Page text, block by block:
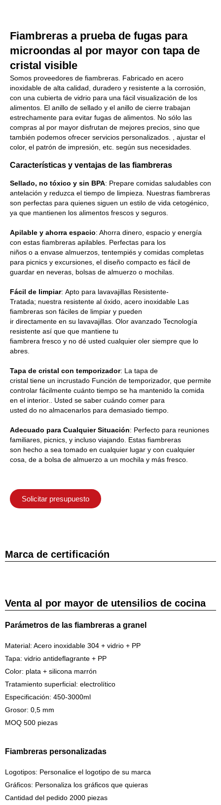
Fiambreras a prueba de fugas para
microondas al por mayor con tapa de
cristal visible
Somos proveedores de fiambreras. Fabricado en acero
inoxidable de alta calidad, duradero y resistente a la corrosión,
con una cubierta de vidrio para una fácil visualización de los
alimentos. El anillo de sellado y el anillo de cierre trabajan
estrechamente para evitar fugas de alimentos. No sólo las
compras al por mayor disfrutan de mejores precios, sino que
también podemos ofrecer servicios personalizados. , ajustar el
color, el patrón de impresión, etc. según sus necesidades.
Características y ventajas de las fiambreras
Sellado, no tóxico y sin BPA: Prepare comidas saludables con
antelación y reduzca el tiempo de limpieza. Nuestras fiambreras
son perfectas para quienes siguen un estilo de vida cetogénico,
ya que mantienen los alimentos frescos y seguros.
Apilable y ahorra espacio: Ahorra dinero, espacio y energía
con estas fiambreras apilables. Perfectas para los
niños o a envase almuerzos, tentempiés y comidas completas
para picnics y excursiones el diseño compacto es fácil de
guardar en neveras, bolsas de almuerzo o mochilas.
Fácil de limpiar: Apto para lavavajillas Resistente-
Tratada; nuestra resistente al óxido acero inoxidable Las
fiambreras son fáciles de limpiar y pueden
ir directamente en su lavavajillas. Olor avanzado Tecnología
resistente así que que mantiene tu
fiambrera fresco y no dé usted cualquier oler siempre que lo
abres.
Tapa de cristal con temporizador: La tapa de
cristal tiene un incrustado Función de temporizador, que permite
controlar fácilmente cuánto tiempo se ha mantenido la comida
en el interior.
Usted se saber cuándo comer para
usted do no almacenarlos para demasiado tiempo.
Adecuado para CualquierSituación: Perfecto para reuniones
familiares, picnics, y incluso viajando . Estas fiambreras
son hecho a sea tomado en cualquier lugar y con cualquier
cosa de a bolsa de almuerzo a un mochila y más fresco.
Solicitar presupuesto
Marca de certificación
Venta al por mayor de utensilios de cocina
Parámetros de las fiambreras a granel
Material: Acero inoxidable 304 + vidrio + PP
Tapa: vidrio antideflagrante + PP
Color: plata + silicona marrón
Tratamiento superficial: electrolítico
Especificación: 450-3000ml
Grosor: 0,5 mm
MOQ 500 piezas
Fiambreras personalizadas
Logotipos: Personalice el logotipo de su marca
Gráficos: Personaliza los gráficos que quieras
Cantidad del pedido 2000 piezas